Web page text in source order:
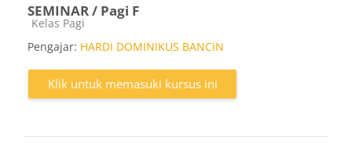
SEMINAR / Pagi F
Kategori kursus
Kelas Pagi
Pengajar: HARDI DOMINIKUS BANCIN
Klik untuk memasuki kursus ini